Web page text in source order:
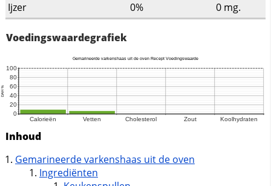
Ijzer
0% 0 mg.
Voedingswaardegrafiek
Inhoud
Gemarineerde varkenshaas uit de oven
Ingrediënten